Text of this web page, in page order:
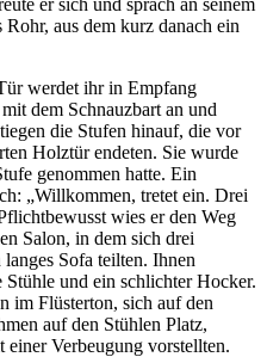
aus dem kurz danach ein
werdet ihr in Empfang
dem Schnauzbart an und
die Stufen hinauf, die vor
Holztür endeten. Sie wurde
genommen hatte. Ein
„Willkommen, tretet ein. Drei
wies er den Weg
Salon, in dem sich drei
Sofa teilten. Ihnen
Stühle und ein schlichter Hocker.
im Flüsterton, sich auf den
auf den Stühlen Platz,
einer Verbeugung vorstellten.